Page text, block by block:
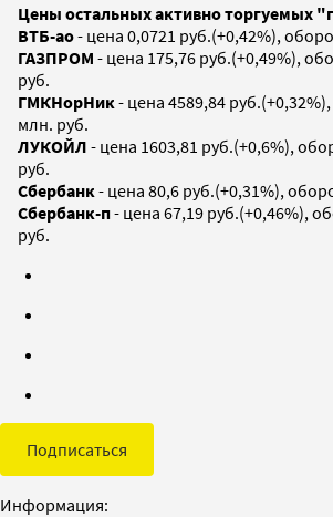
Цены остальных активно торгуемых
ВТБ-ао- цена 0,0721 руб.(+0,42%),
ГАЗПРОМ - цена 175,76 руб.(+0,49%),
руб.
ГМКНорНик - цена 4589,84
млн. руб.
ЛУКОЙЛ - цена 1603,81 руб.(+0,6%),
руб.
Сбербанк - цена 80,6 руб.(+0,31%),
Сбербанк-п- цена 67,19 руб.(+0,46%),
руб.
Подписаться
Информация: